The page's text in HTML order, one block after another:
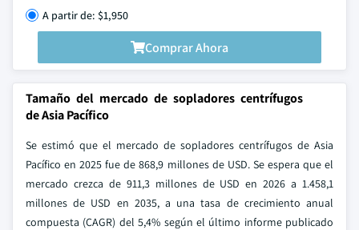
A partir de: $1,950
Comprar Ahora
Tamaño del mercado de sopladores centrífugos
de Asia Pacífico
Se estimó que el mercado de sopladores centrífugos de Asia
Pacífico en 2025 fue de 868,9 millones de USD. Se espera que el
mercado crezca de 911,3 millones de USD en 2026 a 1.458,1
millones de USD en 2035, a una tasa de crecimiento anual
compuesta (CAGR) del 5,4% según el último informe publicado